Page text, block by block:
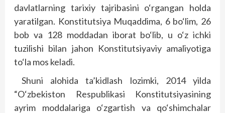
davlatlarning tarixiy tajribasini o‘rgangan holda
yaratilgan. Konstitutsiya Muqaddima, 6 bo‘lim, 26
bob va 128 moddadan iborat bo‘lib, u o‘z ichki
tuzilishi bilan jahon Konstitutsiyaviy amaliyotiga
to‘la mos keladi.
Shuni alohida ta’kidlash lozimki, 2014 yilda
“O‘zbekiston Respublikasi Konstitutsiyasining
ayrim moddalariga o‘zgartish va qo‘shimchalar